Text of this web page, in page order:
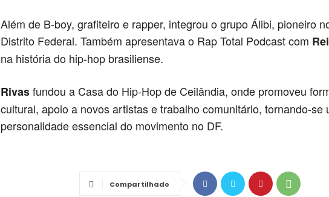
Além de B-boy, grafiteiro e rapper, integrou o grupo Álibi, pioneiro
Distrito Federal. Também apresentava o Rap Total Podcast com Rei
na história do hip-hop brasiliense.
Rivasfundou a Casa do Hip-Hop de Ceilândia, onde promoveu
cultural, apoio a novos artistas e trabalho comunitário, tornando-se
personalidade essencial do movimento no DF.
Compartilhado